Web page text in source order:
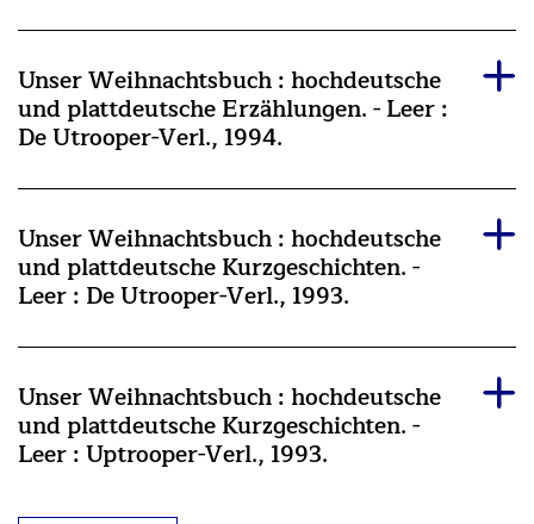
Unser Weihnachtsbuch : hochdeutsche
und plattdeutsche Erzählungen. - Leer :
De Utrooper-Verl., 1994.
Unser Weihnachtsbuch : hochdeutsche
und plattdeutsche Kurzgeschichten. -
Leer : De Utrooper-Verl., 1993.
Unser Weihnachtsbuch : hochdeutsche
und plattdeutsche Kurzgeschichten. -
Leer : Uptrooper-Verl., 1993.